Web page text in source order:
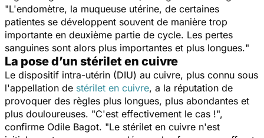
"L'endomètre, la muqueuse utérine, de certaines
patientes se développent souvent de manière trop
importante en deuxième partie de cycle. Les pertes
sanguines sont alors plus importantes et plus longues."
La pose d’un stérilet en cuivre
Le dispositif intra-utérin (DIU) au cuivre, plus connu sous
l'appellation de stérilet en cuivre, a la réputation de
provoquer des règles plus longues, plus abondantes et
plus douloureuses. "C'est effectivement le cas !",
confirme Odile Bagot. "Le stérilet en cuivre n'est